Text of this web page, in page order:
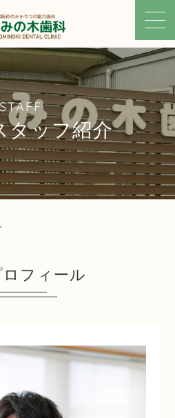
STAFF
タッフ紹介
ロフィール